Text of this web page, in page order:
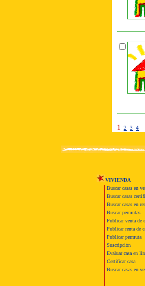
1 2 3 4
VIVIENDA
Buscar casas en
Buscar casas
Buscar casas en
Buscar permutas
Publicar venta de
Publicar renta de
Publicar permuta
Suscripción
Evaluar casa en
Certificar casa
Buscar casas en